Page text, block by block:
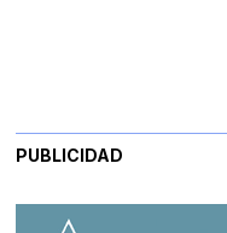
PUBLICIDAD